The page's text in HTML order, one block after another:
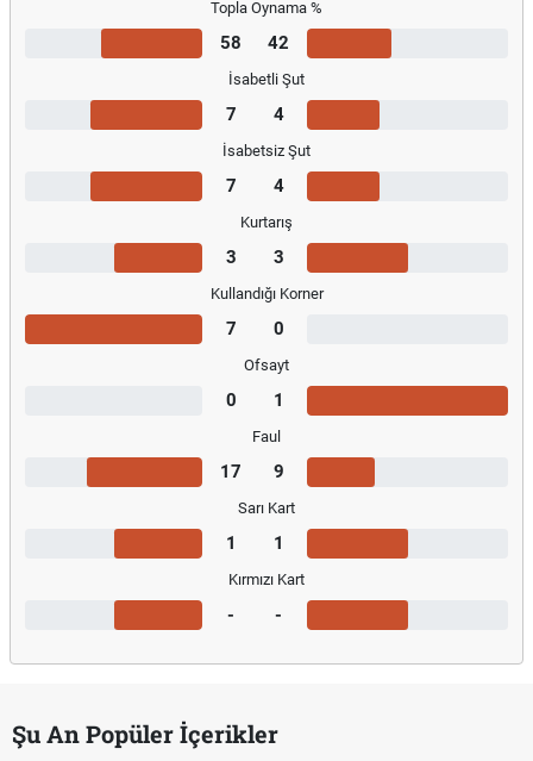
Topla Oynama %
58 42
İsabetli Şut
7 4
İsabetsiz Şut
7 4
Kurtarış
3 3
Kullandığı Korner
7 0
Ofsayt
0 1
Faul
17 9
Sarı Kart
1 1
Kırmızı Kart
- -
Şu An Popüler İçerikler